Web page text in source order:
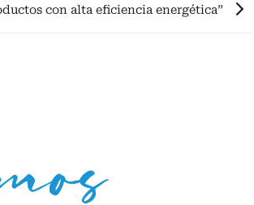
con alta eficiencia energética”